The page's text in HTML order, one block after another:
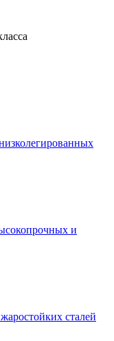
и
сталей